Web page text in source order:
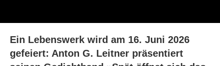
Lyrik,
Ein Lebenswerk wird am 16. Juni 2026
gefeiert: Anton G. Leitner präsentiert